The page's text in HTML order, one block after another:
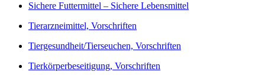
Sichere Futtermittel – Sichere Lebensmittel
Tierarzneimittel, Vorschriften
Tiergesundheit/Tierseuchen, Vorschriften
Tierkörperbeseitigung, Vorschriften